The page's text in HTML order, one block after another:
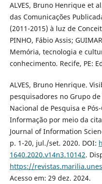
ALVES, Bruno Henrique et
das Comunicações
(2011-2015) à luz de
PINHO, Fábio Assis;
Memória, tecnologia e
conhecimento. Recife, PE:
ALVES, Bruno Henrique.
pesquisadores no Grupo
Nacional de Pesquisa e
Informação por meio da
Journal of Information
p. 1-20, jul./set. 2020. DOI:
1640.2020.v14n3.10142.
https://
Acesso em: 29 dez. 2024.